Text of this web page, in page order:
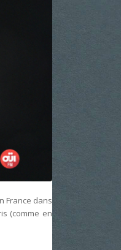
France dans
(comme en